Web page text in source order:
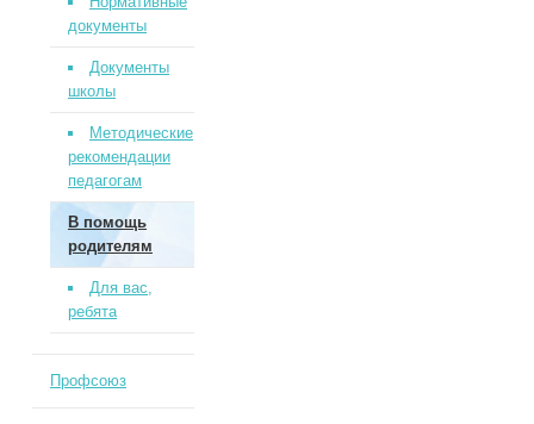
документы
Документы
школы
Методические
рекомендации
педагогам
В помощь
родителям
Для вас,
ребята
Профсоюз